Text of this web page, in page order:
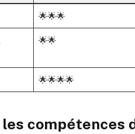
🌟🌟🌟
🌟🌟
🌟🌟🌟🌟
compétences